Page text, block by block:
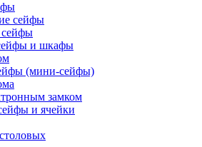
сейфы
сейфы
и шкафы
(мини-сейфы)
замком
и ячейки